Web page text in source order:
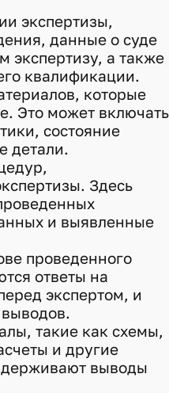
экспертизы,
данные о суде
экспертизу, а также
квалификации.
которые
Это может включать
состояние
детали.
Здесь
и выявленные
проведенного
ответы на
экспертом, и
такие как схемы,
и другие
выводы